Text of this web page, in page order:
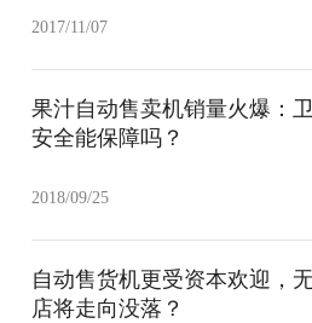
2017/11/07
果汁自动售卖机销量火爆：
安全能保障吗？
2018/09/25
自动售货机更受资本欢迎，
店将走向没落？